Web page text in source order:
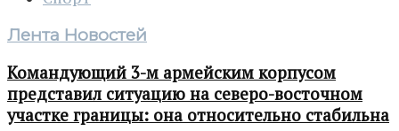
Лента Новостей
Командующий 3-м армейским корпусом
представил ситуацию на северо-восточном
участке границы: она относительно стабильна